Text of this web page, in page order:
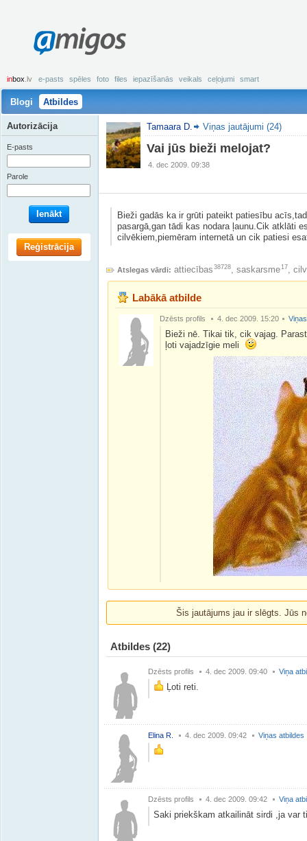
amigos
inbox .lv e-pasts spēles foto files iepazīšanās veikals ceļojumi smart
Blogi Atbildes
Tamaara D. Viņas jautājumi (24)
Vai jūs bieži melojat?
4. dec 2009. 09:38
Bieži gadās ka ir grūti pateikt patiesību
pasargā,gan tādi kas nodara ļaunu.Cik atklāti
cilvēkiem,piemēram internetā un cik patiesi
Atslegas vārdi: attiecības 38728, saskarsme17,
Labākā atbilde
Dzēsts profils 4. dec 2009. 15:20
Bieži nē. Tikai tik, cik vajag.
ļoti vajadzīgie meli
Šis jautājums jau ir slēgts. Jūs
Atbildes (22)
Dzēsts profils 4. dec 2009. 09:40 Viņa
Ļoti reti.
Elina R. 4. dec 2009. 09:42 Viņas atbildes
Dzēsts profils 4. dec 2009. 09:42 Viņa
Saki priekškam atkailināt sirdi ,ja var
Autorizācija
E-pasts
Parole
Ienākt
Reģistrācija